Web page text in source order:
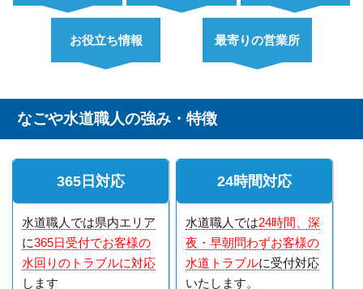
お役立ち情報 最寄りの営業所
なごや水道職人の強み・特徴
365日対応
水道職人では県内エリア
に365日受付でお客様の
水回りのトラブルに対応
します
24時間対応
水道職人では24時間、深
夜・早朝問わずお客様の
水道トラブルに受付対応
いたします。